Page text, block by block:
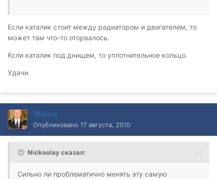
Если каталик стоит между радиатором и двигателем, то
может там что-то оторвалось.
Ксли каталик под днищем, то уплотнительное кольцо.
Удачи.
Жиша
Опубликовано 17 августа, 2010
Nickoolay сказал:
Сильно ли проблематично менять эту самую